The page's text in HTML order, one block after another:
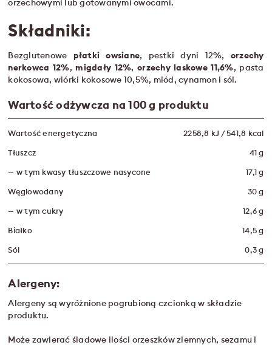
orzechowymi lub gotowanymi owocami.
Składniki:
Bezglutenowe płatki owsiane, pestki dyni 12%, orzechy
nerkowca 12%, migdały 12%, orzechy laskowe 11,6%, pasta
kokosowa, wiórki kokosowe 10,5%, miód, cynamon i sól.
Wartość odżywcza na 100 g produktu
Wartość energetyczna
Tłuszcz
— w tym kwasy tłuszczowe nasycone
Węglowodany
— w tym cukry
Białko
Sól
2258,8 kJ / 541,8 kcal
41 g
17,1 g
30 g
12,6 g
14,5 g
0,3 g
Alergeny:
Alergeny są wyróżnione pogrubioną czcionką w składzie
produktu.
Może zawierać śladowe ilości orzeszków ziemnych, sezamu i